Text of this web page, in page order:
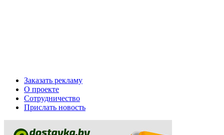
Заказать рекламу
О проекте
Сотрудничество
Прислать новость